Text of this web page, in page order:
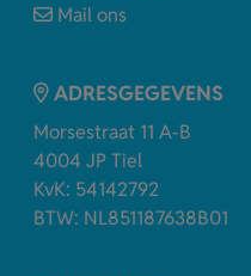
Mail ons
ADRESGEGEVENS
Morsestraat 11 A-B
4004 JP Tiel
KvK: 54142792
BTW: NL851187638B01